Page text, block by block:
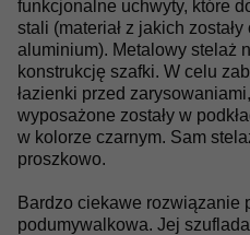
funkcjonalne uchwyty, które
stali (materiał z jakich
aluminium). Metalowy stelaż
konstrukcję szafki. W celu
łazienki przed
wyposażone zostały w
w kolorze czarnym. Sam
proszkowo.
Bardzo ciekawe rozwiązanie
podumywalkowa. Jej szuflada